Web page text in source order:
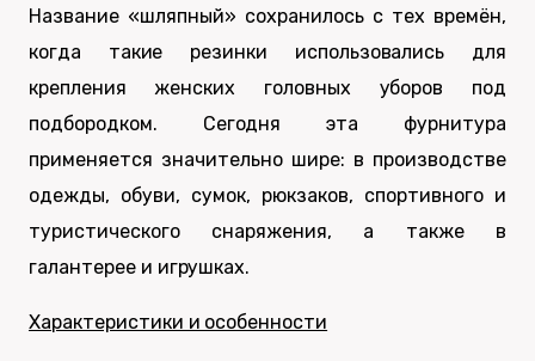
Название «шляпный» сохранилось с тех времён,
когда такие резинки использовались для
крепления женских головных уборов под
подбородком. Сегодня эта фурнитура
применяется значительно шире: в производстве
одежды, обуви, сумок, рюкзаков, спортивного и
туристического снаряжения, а также в
галантерее и игрушках.
Характеристики и особенности